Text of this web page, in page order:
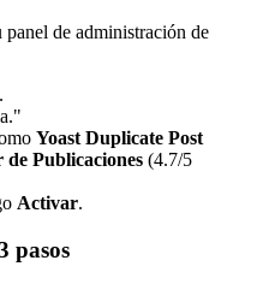
panel de administración de
.
Yoast Duplicate Post
Publicaciones (4.7/5
Activar.
pasos